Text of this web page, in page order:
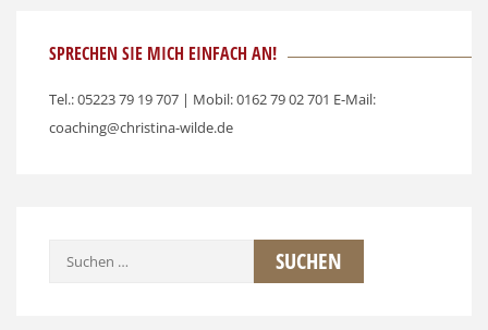
SPRECHEN SIE MICH EINFACH AN!
Tel.: 05223 79 19 707 | Mobil: 0162 79 02 701 E-Mail:
coaching@christina-wilde.de
Suchen